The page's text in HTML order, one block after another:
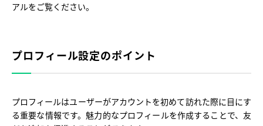
アルをご覧ください。
プロフィール設定のポイント
プロフィールはユーザーがアカウントを初めて訪れた際に目にす
る重要な情報です。魅力的なプロフィールを作成することで、友